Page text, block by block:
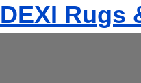
DEXI Rugs